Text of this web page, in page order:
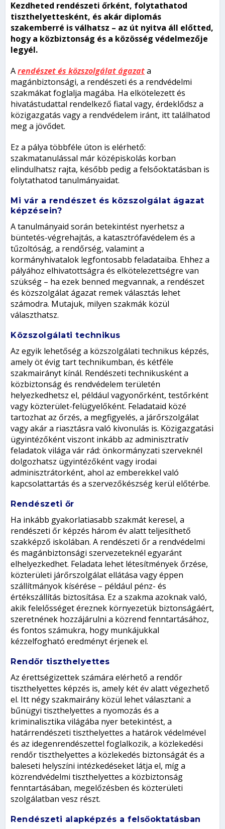
Kezdheted rendészeti őrként, folytathatod
tiszthelyettesként, és akár diplomás
szakemberré is válhatsz – az út nyitva áll előtted,
hogy a közbiztonság és a közösség védelmezője
legyél.
Arendészet és közszolgálat ágazata
magánbiztonsági, a rendészeti és a rendvédelmi
szakmákat foglalja magába. Ha elkötelezett és
hivatástudattal rendelkező fiatal vagy, érdeklődsz a
közigazgatás vagy a rendvédelem iránt, itt találhatod
meg a jövődet.
Ez a pálya többféle úton is elérhető:
szakmatanulással már középiskolás korban
elindulhatsz rajta, később pedig a felsőoktatásban is
folytathatod tanulmányaidat.
Mi vár a rendészet és közszolgálat ágazat
képzésein?
A tanulmányaid során betekintést nyerhetsz a
büntetés-végrehajtás, a katasztrófavédelem és a
tűzoltóság, a rendőrség, valamint a
kormányhivatalok legfontosabb feladataiba. Ehhez a
pályához elhivatottságra és elkötelezettségre van
szükség – ha ezek benned megvannak, a rendészet
és közszolgálat ágazat remek választás lehet
számodra. Mutajuk, milyen szakmák közül
választhatsz.
Közszolgálati technikus
Az egyik lehetőség a közszolgálati technikus képzés,
amely öt évig tart technikumban, és kétféle
szakmairányt kínál. Rendészeti technikusként a
közbiztonság és rendvédelem területén
helyezkedhetsz el, például vagyonőrként, testőrként
vagy közterület-felügyelőként. Feladataid közé
tartozhat az őrzés, a megfigyelés, a járőrszolgálat
vagy akár a riasztásra való kivonulás is. Közigazgatási
ügyintézőként viszont inkább az adminisztratív
feladatok világa vár rád: önkormányzati szerveknél
dolgozhatsz ügyintézőként vagy irodai
adminisztrátorként, ahol az emberekkel való
kapcsolattartás és a szervezőkészség kerül előtérbe.
Rendészeti őr
Ha inkább gyakorlatiasabb szakmát keresel, a
rendészeti őr képzés három év alatt teljesíthető
szakképző iskolában. A rendészeti őr a rendvédelmi
és magánbiztonsági szervezeteknél egyaránt
elhelyezkedhet. Feladata lehet létesítmények őrzése,
közterületi járőrszolgálat ellátása vagy éppen
szállítmányok kísérése – például pénz- és
értékszállítás biztosítása. Ez a szakma azoknak való,
akik felelősséget éreznek környezetük biztonságáért,
szeretnének hozzájárulni a közrend fenntartásához,
és fontos számukra, hogy munkájukkal
kézzelfogható eredményt érjenek el.
Rendőr tiszthelyettes
Az érettségizettek számára elérhető a rendőr
tiszthelyettes képzés is, amely két év alatt végezhető
el. Itt négy szakmairány közül lehet választani: a
bűnügyi tiszthelyettes a nyomozás és a
kriminalisztika világába nyer betekintést, a
határrendészeti tiszthelyettes a határok védelmével
és az idegenrendészettel foglalkozik, a közlekedési
rendőr tiszthelyettes a közlekedés biztonságát és a
baleseti helyszíni intézkedéseket látja el, míg a
közrendvédelmi tiszthelyettes a közbiztonság
fenntartásában, megelőzésben és közterületi
szolgálatban vesz részt.
Rendészeti alapképzés a felsőoktatásban